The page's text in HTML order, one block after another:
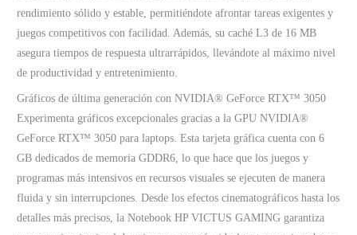
rendimiento sólido y estable, permitiéndote afrontar tareas exigentes y
juegos competitivos con facilidad. Además, su caché L3 de 16 MB
asegura tiempos de respuesta ultrarrápidos, llevándote al máximo nivel
de productividad y entretenimiento.
Gráficos de última generación con NVIDIA® GeForce RTX™ 3050
Experimenta gráficos excepcionales gracias a la GPU NVIDIA®
GeForce RTX™ 3050 para laptops. Esta tarjeta gráfica cuenta con 6
GB dedicados de memoria GDDR6, lo que hace que los juegos y
programas más intensivos en recursos visuales se ejecuten de manera
fluida y sin interrupciones. Desde los efectos cinematográficos hasta los
detalles más precisos, la Notebook HP VICTUS GAMING garantiza